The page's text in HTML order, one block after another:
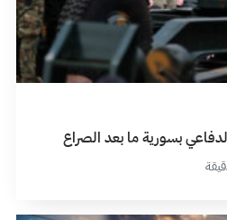
بسورية ما بعد الصراع